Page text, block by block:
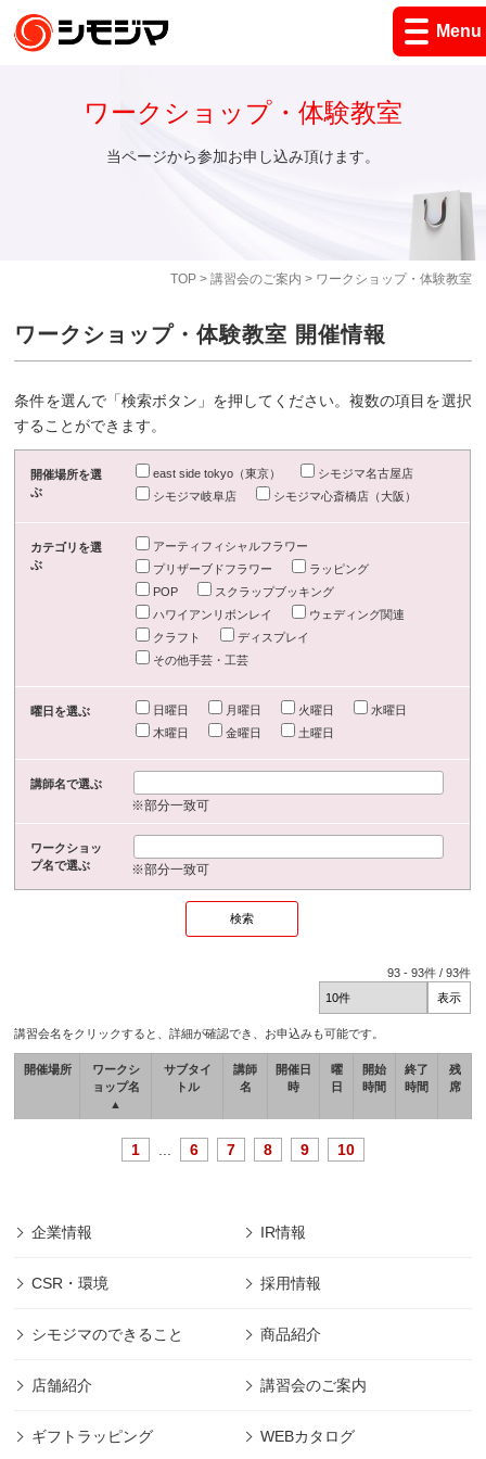
Menu
TOP> 講習会のご案内 > ワークショップ・体験教室
ワークショップ・体験教室
当ページから参加お申し込み頂けます。
ワークショップ・体験教室 開催情報
条件を選んで「検索ボタン」を押してください。複数の項目を選択
することができます。
開催場所を選
ぶ
east side tokyo（東京）
シモジマ名古屋店
シモジマ岐阜店
シモジマ心斎橋店（大阪）
カテゴリを選
ぶ
アーティフィシャルフラワー
プリザーブドフラワー
ラッピング
POP
スクラップブッキング
ハワイアンリボンレイ
ウェディング関連
クラフト
ディスプレイ
その他手芸・工芸
曜日を選ぶ 日曜日 月曜日 火曜日
水曜日
木曜日
金曜日 土曜日
講師名で選ぶ
※部分一致可
ワークショッ
プ名で選ぶ
※部分一致可
93 -93件 /93件
講習会名をクリックすると、詳細が確認でき、お申込みも可能です。
開催場所
ワークシ
ョップ名
▲
サブタイ
トル
講師
名
開催日
時
曜
日
開始
時間
終了
時間
残
席
1 6 7 8 9 10
企業情報 IR情報
CSR・環境 採用情報
シモジマのできること 商品紹介
店舗紹介 講習会のご案内
ギフトラッピング WEBカタログ